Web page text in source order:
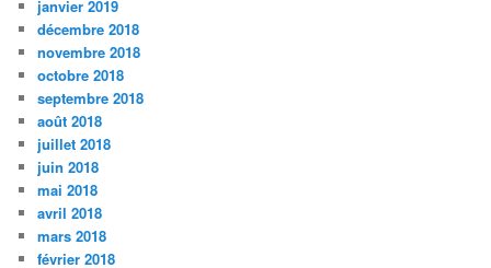
janvier 2019
décembre 2018
novembre 2018
octobre 2018
septembre 2018
août 2018
juillet 2018
juin 2018
mai 2018
avril 2018
mars 2018
février 2018